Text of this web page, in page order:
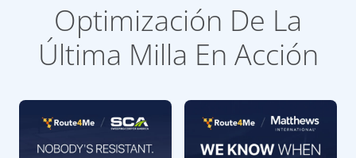
Optimización De La
Última Milla En Acción